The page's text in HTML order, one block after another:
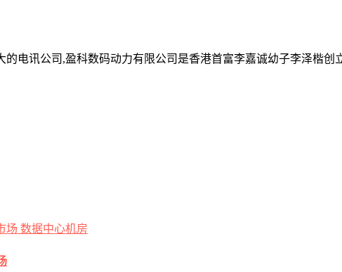
电讯公司,盈科数码动力有限公司是香港首富李嘉诚幼子李泽楷
数据中心机房